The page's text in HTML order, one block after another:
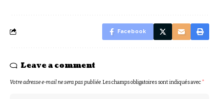
Facebook
Leave a comment
Votre adresse e-mail ne sera pas publiée.Les champs obligatoires sont indiqués avec*